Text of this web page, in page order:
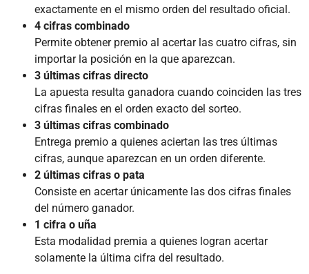
exactamente en el mismo orden del resultado oficial.
4 cifras combinado
Permite obtener premio al acertar las cuatro cifras, sin
importar la posición en la que aparezcan.
3 últimas cifras directo
La apuesta resulta ganadora cuando coinciden las tres
cifras finales en el orden exacto del sorteo.
3 últimas cifras combinado
Entrega premio a quienes aciertan las tres últimas
cifras, aunque aparezcan en un orden diferente.
2 últimas cifras o pata
Consiste en acertar únicamente las dos cifras finales
del número ganador.
1 cifra o uña
Esta modalidad premia a quienes logran acertar
solamente la última cifra del resultado.